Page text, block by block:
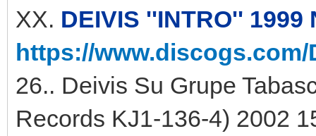
XX. DEIVIS ''INTRO'' 1999
https://www.discogs.com/
26.. Deivis Su Grupe
Records KJ1-136-4) 2002